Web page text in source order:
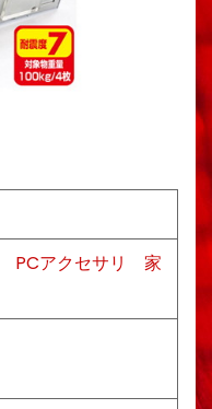
PCアクセサリ
家